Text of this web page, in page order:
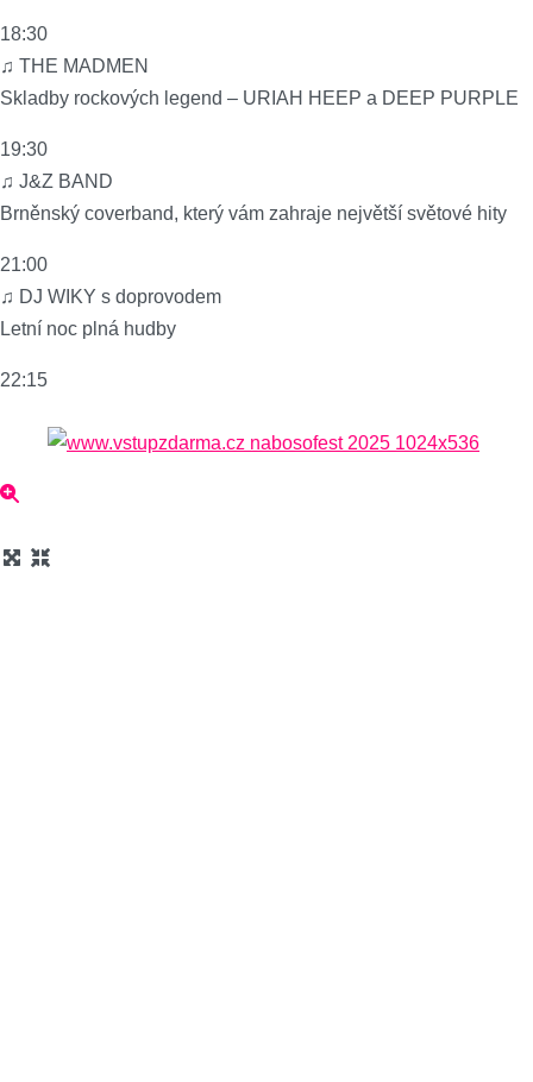
18:30
♫ THE MADMEN
Skladby rockových legend – URIAH HEEP a DEEP PURPLE
19:30
♫ J&Z BAND
Brněnský coverband, který vám zahraje největší světové hity
21:00
♫ DJ WIKY s doprovodem
Letní noc plná hudby
22:15